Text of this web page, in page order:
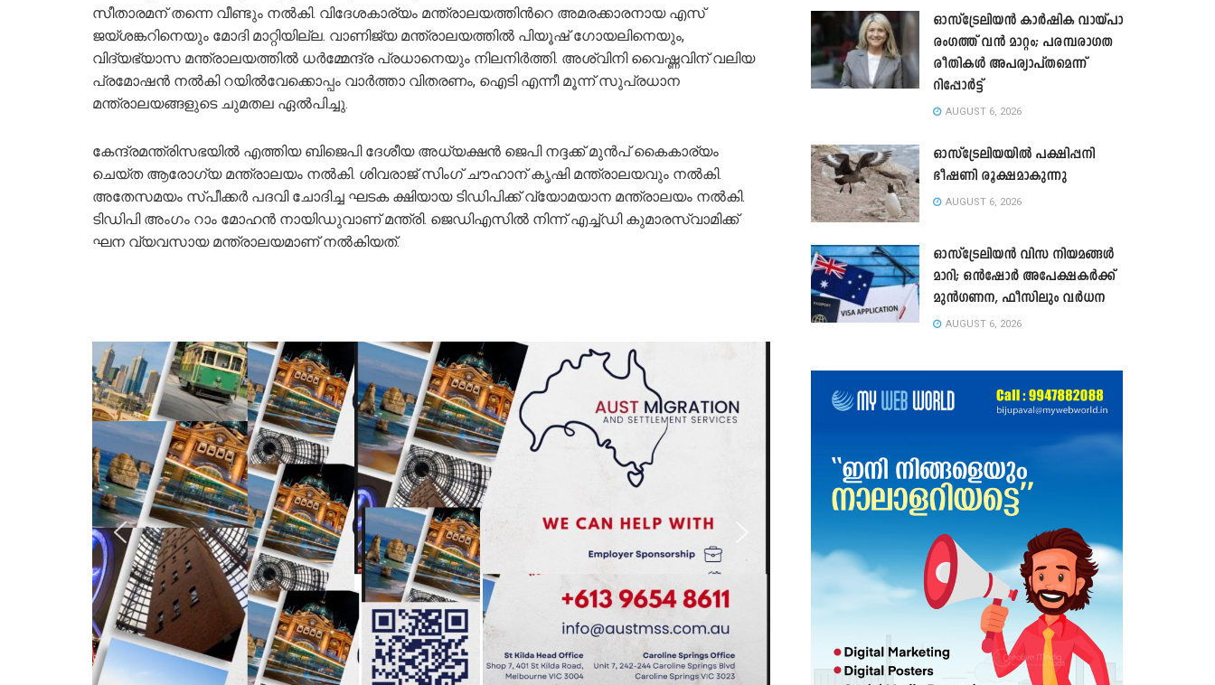
സീതാരമന് തന്നെ വീണ്ടും നൽകി. വിദേശകാര്യം മന്ത്രാലയത്തിന്‍റെ അമരക്കാരനായ എസ്
ജയ്‌ശങ്കറിനെയും മോദി മാറ്റിയില്ല. വാണിജ്യ മന്ത്രാലയത്തില്‍ പിയൂഷ് ഗോയലിനെയും,
വിദ്യഭ്യാസ മന്ത്രാലയത്തില്‍ ധര്‍മ്മേന്ദ്ര പ്രധാനെയും നിലനിര്‍ത്തി. അശ്വിനി വൈഷ്ണവിന് വലിയ
പ്രമോഷന്‍ നല്‍കി റയില്‍‌വേക്കൊപ്പം വാര്‍ത്താ വിതരണം, ഐടി എന്നീ മൂന്ന് സുപ്രധാന
മന്ത്രാലയങ്ങള‍ുടെ ചുമതല ഏല്‍പിച്ചു.
കേന്ദ്രമന്ത്രിസഭയിൽ എത്തിയ ബിജെപി ദേശീയ അധ്യക്ഷൻ ജെപി നദ്ദക്ക് മുന്‍പ് കൈകാര്യം
ചെയ്ത ആരോഗ്യ മന്ത്രാലയം നല്‍കി. ശിവരാജ് സിംഗ് ചൗഹാന് കൃഷി മന്ത്രാലയവും നൽകി.
അതേസമയം സ്പീക്കര്‍ പദവി ചോദിച്ച ഘടക ക്ഷിയായ ടിഡിപിക്ക് വ്യോമയാന മന്ത്രാലയം നല്‍കി.
ടിഡിപി അംഗം റാം മോഹന്‍ നായിഡുവാണ് മന്ത്രി. ജെഡിഎസിൽ നിന്ന് എച്ച്ഡി കുമാരസ്വാമിക്ക്
ഘന വ്യവസായ മന്ത്രാലയമാണ് നല്‍കിയത്.
ഓസ്‌ട്രേലിയൻ കാർഷിക വായ്പാ
രംഗത്ത് വൻ മാറ്റം; പരമ്പരാഗത
രീതികൾ അപര്യാപ്തമെന്ന്
റിപ്പോർട്ട്
AUGUST 6, 2026
ഓസ്ട്രേലിയയിൽ പക്ഷിപ്പനി
ഭീഷണി രൂക്ഷമാകുന്നു
AUGUST 6, 2026
ഓസ്‌ട്രേലിയൻ വിസ നിയമങ്ങൾ
മാറി; ഒൻഷോർ അപേക്ഷകർക്ക്
മുൻഗണന, ഫീസിലും വർധന
AUGUST 6, 2026